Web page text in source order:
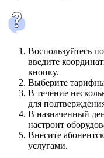
Воспользуйтесь
введите
кнопку.
Выберите
В течение
для
В назначенный
настроит
Внесите
услугами.